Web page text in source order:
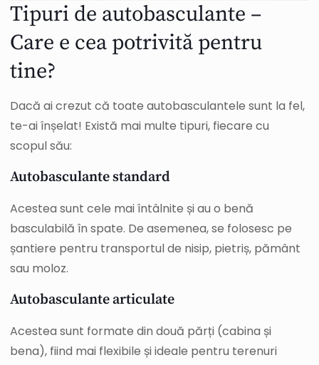
Tipuri de autobasculante –
Care e cea potrivită pentru
tine?
Dacă ai crezut că toate autobasculantele sunt la fel,
te-ai înșelat! Există mai multe tipuri, fiecare cu
scopul său:
Autobasculante standard
Acestea sunt cele mai întâlnite și au o benă
basculabilă în spate. De asemenea, se folosesc pe
șantiere pentru transportul de nisip, pietriș, pământ
sau moloz.
Autobasculante articulate
Acestea sunt formate din două părți (cabina și
bena), fiind mai flexibile și ideale pentru terenuri